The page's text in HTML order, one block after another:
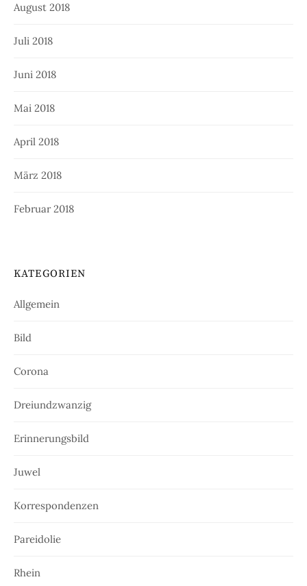
August 2018
Juli 2018
Juni 2018
Mai 2018
April 2018
März 2018
Februar 2018
KATEGORIEN
Allgemein
Bild
Corona
Dreiundzwanzig
Erinnerungsbild
Juwel
Korrespondenzen
Pareidolie
Rhein